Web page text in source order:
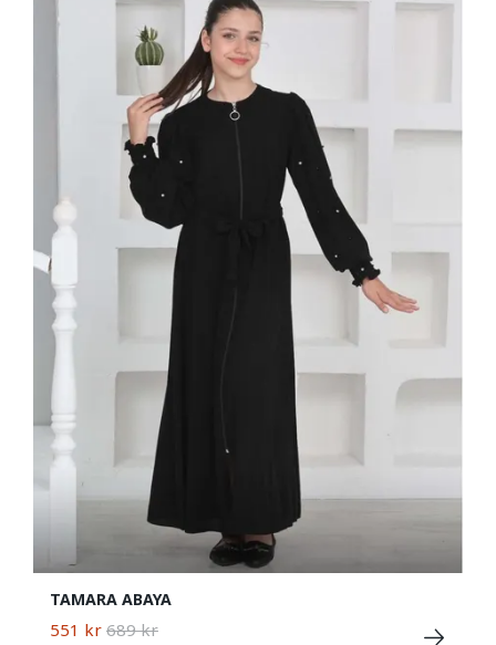
TAMARA ABAYA
551 kr 689 kr